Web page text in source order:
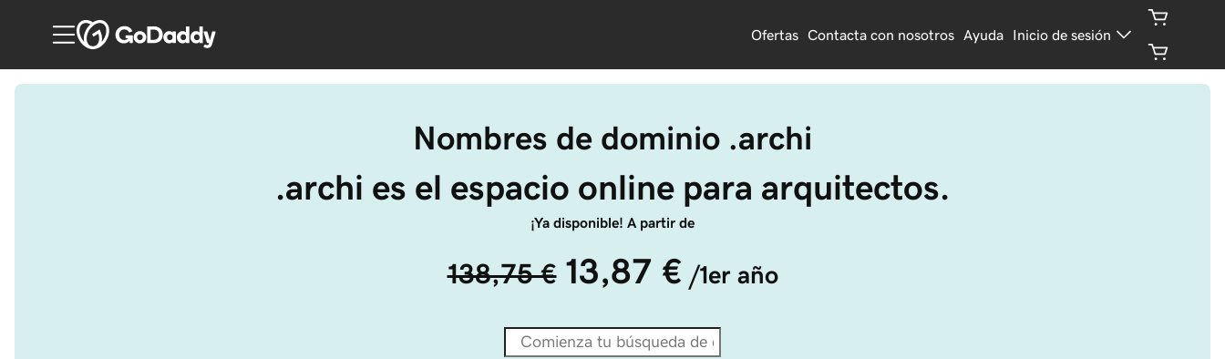
Ofertas Contacta con nosotros Ayuda Inicio de sesión
Nombres de dominio .archi
.archi es el espacio online para arquitectos.
¡Ya disponible! A partir de
138,75 € 13,87 € /1er año